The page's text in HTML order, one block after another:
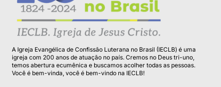
A Igreja Evangélica de Confissão Luterana no Brasil (IECLB) é uma
igreja com 200 anos de atuação no país. Cremos no Deus tri-uno,
temos abertura ecumênica e buscamos acolher todas as pessoas.
Você é bem-vinda, você é bem-vindo na IECLB!